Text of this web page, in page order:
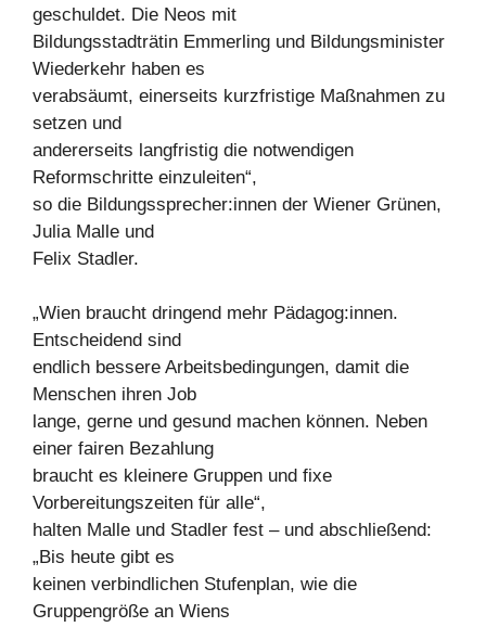
geschuldet. Die Neos mit
Bildungsstadträtin Emmerling und Bildungsminister
Wiederkehr haben es
verabsäumt, einerseits kurzfristige Maßnahmen zu
setzen und
andererseits langfristig die notwendigen
Reformschritte einzuleiten“,
so die Bildungssprecher:innen der Wiener Grünen,
Julia Malle und
Felix Stadler.
„Wien braucht dringend mehr Pädagog:innen.
Entscheidend sind
endlich bessere Arbeitsbedingungen, damit die
Menschen ihren Job
lange, gerne und gesund machen können. Neben
einer fairen Bezahlung
braucht es kleinere Gruppen und fixe
Vorbereitungszeiten für alle“,
halten Malle und Stadler fest – und abschließend:
„Bis heute gibt es
keinen verbindlichen Stufenplan, wie die
Gruppengröße an Wiens